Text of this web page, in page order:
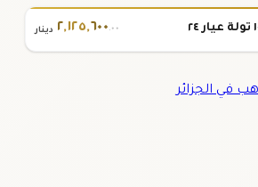
٢,١٢٥,٦٠٠.٠٠ دينار
في الجزائر